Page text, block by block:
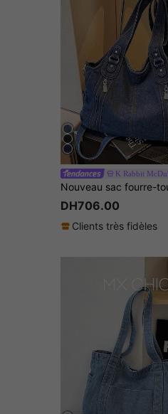
K Rabbit McDull
DH706.00
Clients très fidèles